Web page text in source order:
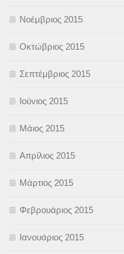
Νοέμβριος 2015
Οκτώβριος 2015
Σεπτέμβριος 2015
Ιούνιος 2015
Μάιος 2015
Απρίλιος 2015
Μάρτιος 2015
Φεβρουάριος 2015
Ιανουάριος 2015